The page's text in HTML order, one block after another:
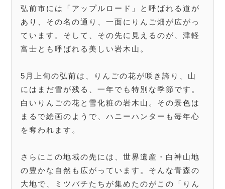
弘前市には「アップルロード」と呼ばれる道が
あり、その名の通り、一面にりんご畑が広がっ
ています。そして、その先に見えるのが、津軽
富士とも呼ばれる美しい岩木山。
5月上旬の弘前は、りんごの花が咲き誇り、山
にはまだ雪が残る、一年でも特別な季節です。
白いりんごの花と雪化粧の岩木山。その景色は
まるで絵画のようで、ハニーハンターも毎年心
を奪われます。
さらにこの地域の先には、世界遺産・白神山地
の豊かな自然も広がっています。そんな青森の
大地で、ミツバチたちが集めたのがこの「りん